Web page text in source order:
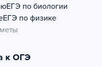
ЕГЭ по биологии
ЕГЭ по физике
к ОГЭ